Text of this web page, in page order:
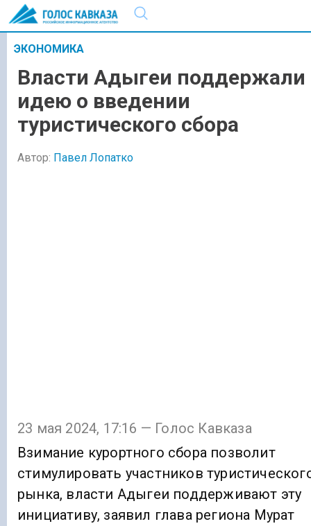
ЭКОНОМИКА
Власти Адыгеи поддержали
идею о введении
туристического сбора
Автор: Павел Лопатко
23 мая 2024, 17:16 — Голос Кавказа
Взимание курортного сбора позволит
стимулировать участников
рынка, власти Адыгеи поддерживают эту
инициативу, заявил глава региона Мурат